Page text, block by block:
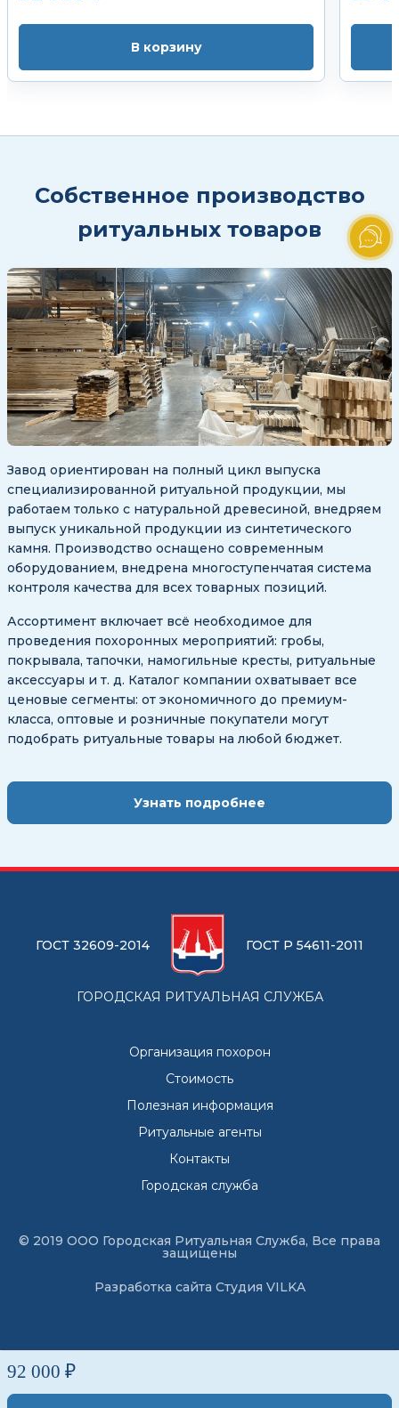
92 000 ₽
В корзину
Собственное производство
ритуальных товаров
Завод ориентирован на полный цикл выпуска
специализированной ритуальной продукции, мы
работаем только с натуральной древесиной, внедряем
выпуск уникальной продукции из синтетического
камня. Производство оснащено современным
оборудованием, внедрена многоступенчатая система
контроля качества для всех товарных позиций.
Ассортимент включает всё необходимое для
проведения похоронных мероприятий: гробы,
покрывала, тапочки, намогильные кресты, ритуальные
аксессуары и т. д. Каталог компании охватывает все
ценовые сегменты: от экономичного до премиум-
класса, оптовые и розничные покупатели могут
подобрать ритуальные товары на любой бюджет.
Узнать подробнее
ГОСТ 32609-2014 ГОСТ Р 54611-2011
ГОРОДСКАЯ РИТУАЛЬНАЯ СЛУЖБА
Организация похорон
Стоимость
Полезная информация
Ритуальные агенты
Контакты
Городская служба
© 2019 ООО Городская Ритуальная Служба, Все права
защищены
Разработка сайта Студия VILKA